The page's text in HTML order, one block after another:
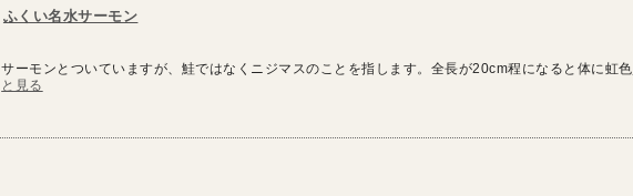
ふくい名水サーモン
サーモンとついていますが、鮭ではなくニジマスのことを指します。全長が20cm程になると体に虹色
と見る